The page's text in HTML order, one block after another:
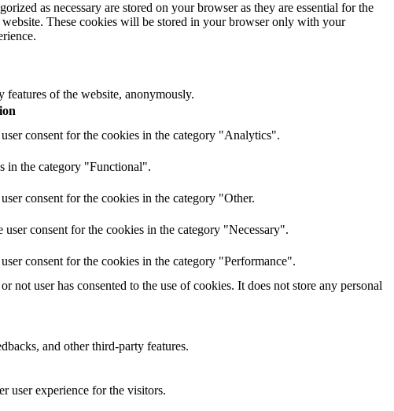
as necessary are stored on your browser as they are essential for the
These cookies will be stored in your browser only with your
features of the website, anonymously.
consent for the cookies in the category "Analytics".
in the category "Functional".
consent for the cookies in the category "Other.
consent for the cookies in the category "Necessary".
consent for the cookies in the category "Performance".
user has consented to the use of cookies. It does not store any personal
and other third-party features.
user experience for the visitors.